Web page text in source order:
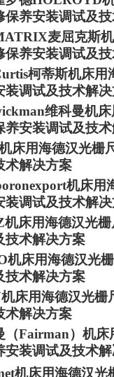
保养安装调试及
麦屈克斯
保养安装调试及
柯蒂斯机床用
装调试及技术解
维科曼机
养安装调试及技
床用海德汉光栅
术解决方案
机床用
装调试及技术解
机床用海德汉光
技术解决方案
机床用海德汉光
技术解决方案
床用海德汉光栅
术解决方案
（Fairman）机床
安装调试及技术
机床用海德汉光